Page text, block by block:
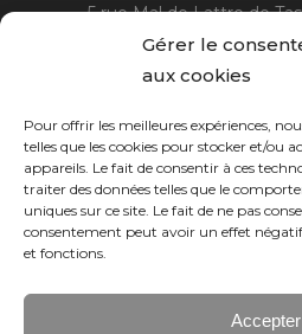
Gérer le
aux cookies
Pour offrir les meilleures expériences,
telles que les cookies pour stocker et/ou
appareils. Le fait de consentir à ces
traiter des données telles que le
uniques sur ce site. Le fait de ne pas
consentement peut avoir un effet
et fonctions.
Accepter
5 rue Mal de Lattre de
21220 Gevrey Chambertin
06 15 15 80 29
Horaires :sur rendez-